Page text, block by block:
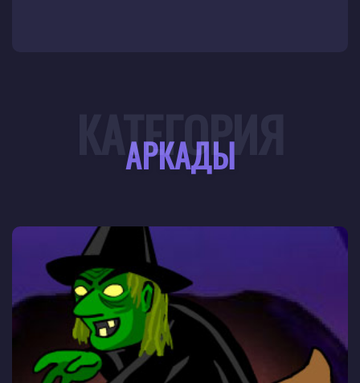
АРКАДЫ
КАТЕГОРИЯ